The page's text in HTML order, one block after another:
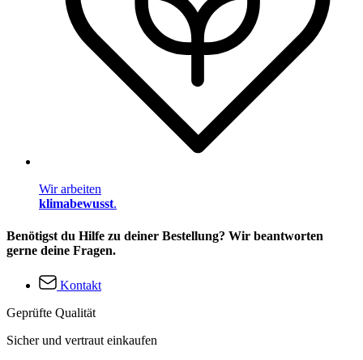
Wir arbeiten
klimabewusst.
Benötigst du Hilfe zu deiner Bestellung? Wir beantworten
gerne deine Fragen.
Kontakt
Geprüfte Qualität
Sicher und vertraut einkaufen